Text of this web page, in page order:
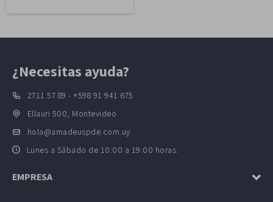
¿Necesitas ayuda?
2711 57 89 - +598 91 941 675
Ellauri 500, Montevideo
hola@amadeuspde.com.uy
Lunes a Sábado de 10:00 a 19:00 horas.
EMPRESA